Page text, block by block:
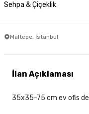
Sehpa & Çiçeklik
Maltepe, İstanbul
İlan Açıklaması
35x35-75 cm ev ofis